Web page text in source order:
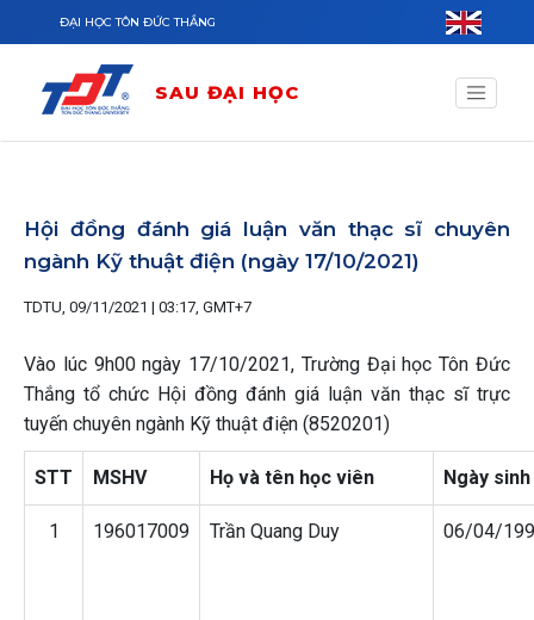
Nhảy đến nội dung
ĐẠI HỌC TÔN ĐỨC THẮNG
SAU ĐẠI HỌC
Hội đồng đánh giá luận văn thạc sĩ chuyên
ngành Kỹ thuật điện (ngày 17/10/2021)
TDTU, 09/11/2021 | 03:17, GMT+7
Vào lúc 9h00 ngày 17/10/2021, Trường Đại học Tôn Đức
Thắng tổ chức Hội đồng đánh giá luận văn thạc sĩ trực
tuyến chuyên ngành Kỹ thuật điện (8520201)
STT MSHV Họ và tên học viên Ngày sinh
1 196017009 Trần Quang Duy 06/04/